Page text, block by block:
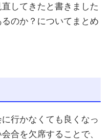
してきたと書きました
のか？についてまとめ
行かなくても良くなっ
合を欠席することで、